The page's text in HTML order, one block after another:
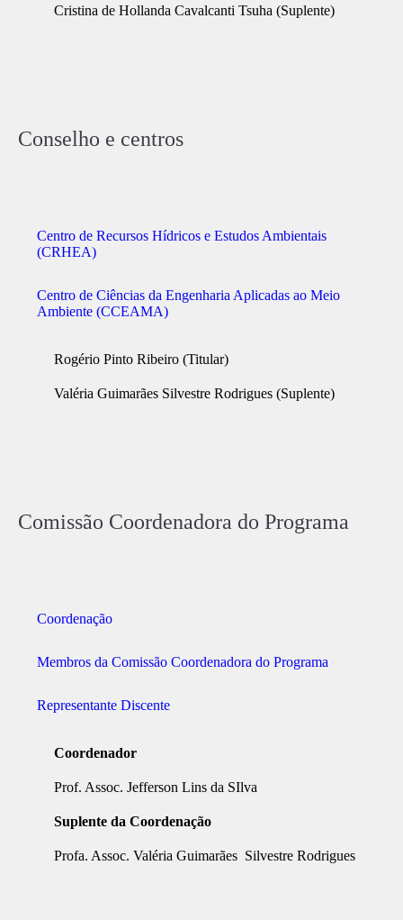
Cristina de Hollanda Cavalcanti Tsuha (Suplente)
Conselho e centros
Centro de Recursos Hídricos e Estudos Ambientais
(CRHEA)
Centro de Ciências da Engenharia Aplicadas ao Meio
Ambiente (CCEAMA)
Rogério Pinto Ribeiro (Titular)
Valéria Guimarães Silvestre Rodrigues (Suplente)
Comissão Coordenadora do Programa
Coordenação
Membros da Comissão Coordenadora do Programa
Representante Discente
Coordenador
Prof. Assoc. Jefferson Lins da SIlva
Suplente da Coordenação
Profa. Assoc. Valéria Guimarães Silvestre Rodrigues